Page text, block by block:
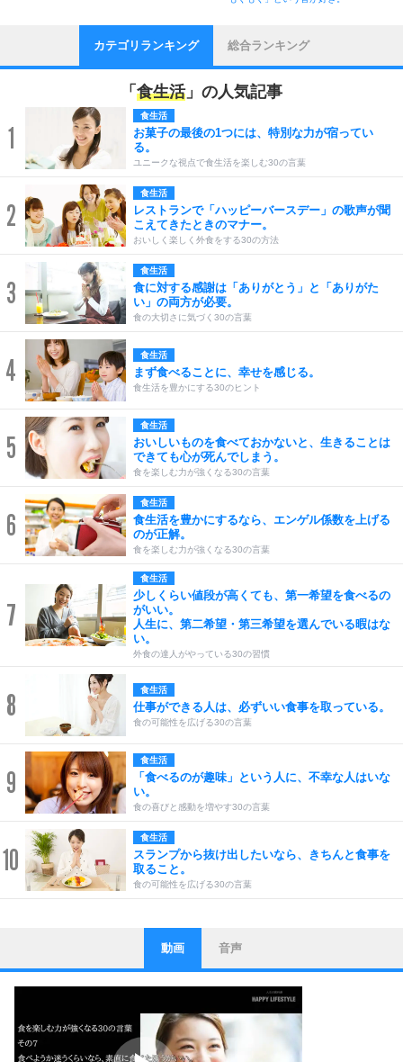
カテゴリランキング 総合ランキング
「 食生活」の人気記事
1
食生活
お菓子の最後の1つには、特別な力が宿ってい
る。
ユニークな視点で食生活を楽しむ30の言葉
2
食生活
レストランで「ハッピーバースデー」の歌声が聞
こえてきたときのマナー。
おいしく楽しく外食をする30の方法
3
食生活
食に対する感謝は「ありがとう」と「ありがた
い」の両方が必要。
食の大切さに気づく30の言葉
4 食生活
まず食べることに、幸せを感じる。
食生活を豊かにする30のヒント
5
食生活
おいしいものを食べておかないと、生きることは
できても心が死んでしまう。
食を楽しむ力が強くなる30の言葉
6
食生活
食生活を豊かにするなら、エンゲル係数を上げる
のが正解。
食を楽しむ力が強くなる30の言葉
7
食生活
少しくらい値段が高くても、第一希望を食べるの
がいい。
人生に、第二希望・第三希望を選んでいる暇はな
い。
外食の達人がやっている30の習慣
8 食生活
仕事ができる人は、必ずいい食事を取っている。
食の可能性を広げる30の言葉
9
食生活
「食べるのが趣味」という人に、不幸な人はいな
い。
食の喜びと感動を増やす30の言葉
10
食生活
スランプから抜け出したいなら、きちんと食事を
取ること。
食の可能性を広げる30の言葉
1
ストレス対策
他人と比べない。
いっそのこと、他人を見ない。
いらいらしない人になる30の方法
プラス思考
ポジティブになれない原因は、行動しないから。
動画 音声